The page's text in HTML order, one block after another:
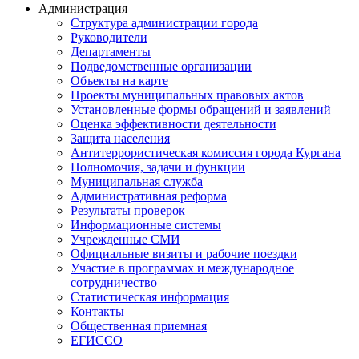
Администрация
Структура администрации города
Руководители
Департаменты
Подведомственные организации
Объекты на карте
Проекты муниципальных правовых актов
Установленные формы обращений и заявлений
Оценка эффективности деятельности
Защита населения
Антитеррористическая комиссия города Кургана
Полномочия, задачи и функции
Муниципальная служба
Административная реформа
Результаты проверок
Информационные системы
Учрежденные СМИ
Официальные визиты и рабочие поездки
Участие в программах и международное
сотрудничество
Статистическая информация
Контакты
Общественная приемная
ЕГИССО